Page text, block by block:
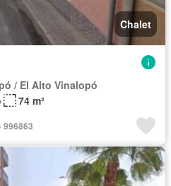
Chalet
/ El Alto Vinalopó
74 m²
996863